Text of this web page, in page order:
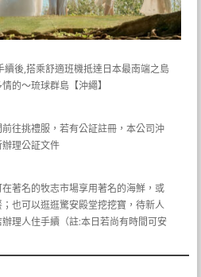
後,搭乘舒適班機抵達日本最南端之島
的～琉球群島【沖繩】
往挑禮服，若有公証註冊，本公司沖
理公証文件
著名的牧志市場享用著名的海鮮，或
也可以逛逛驚安殿堂挖挖寶，待新人
理人住手續（註:本日若尚有時間可安